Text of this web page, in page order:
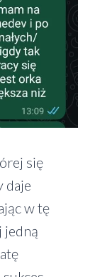
się
daje
w tę
jedną